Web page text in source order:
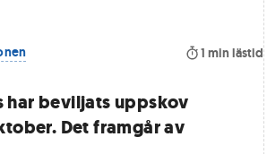
1 min lästid
har beviljats uppskov
Det framgår av